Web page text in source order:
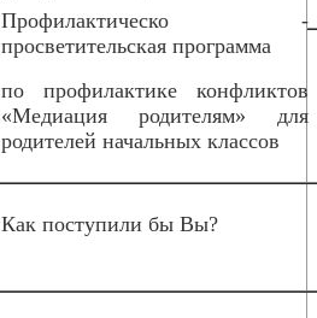
Профилактическо -
просветительская программа
по профилактике конфликтов
«Медиация родителям» для
родителей начальных классов
Как поступили бы Вы?